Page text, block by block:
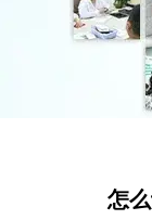
怎